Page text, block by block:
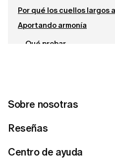
Sobre nosotras
Reseñas
Centro de ayuda
Por qué los cuellos largos
Aportando armonía
Qué probar
Conecta con nosotras